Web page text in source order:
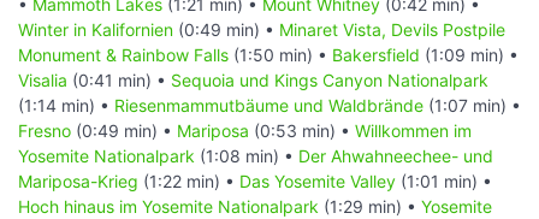
Winter in Kalifornien (0:49 min) • Minaret Vista, Devils Postpile
Monument & Rainbow Falls (1:50 min) • Bakersfield (1:09 min) •
Visalia (0:41 min) • Sequoia und Kings Canyon Nationalpark
(1:14 min) • Riesenmammutbäume und Waldbrände (1:07 min) •
Fresno (0:49 min) • Mariposa (0:53 min) • Willkommen im
Yosemite Nationalpark (1:08 min) • Der Ahwahneechee- und
Mariposa-Krieg (1:22 min) • Das Yosemite Valley (1:01 min) •
Hoch hinaus im Yosemite Nationalpark (1:29 min) • Yosemite